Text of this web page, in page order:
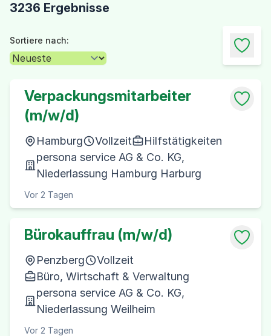
3236 Ergebnisse
Sortiere nach:
Verpackungsmitarbeiter
(m/w/d)
Hamburg Vollzeit
Hilfstätigkeiten
persona service AG & Co. KG,
Niederlassung Hamburg Harburg
Vor 2 Tagen
Bürokauffrau (m/w/d)
Penzberg
Vollzeit
Büro, Wirtschaft & Verwaltung
persona service AG & Co. KG,
Niederlassung Weilheim
Vor 2 Tagen